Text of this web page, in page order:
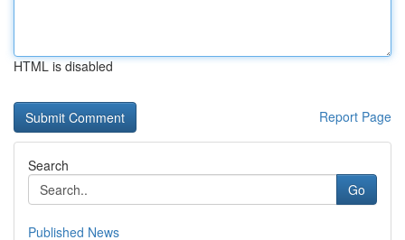
HTML is disabled
Report Page
Search
Go
Published News